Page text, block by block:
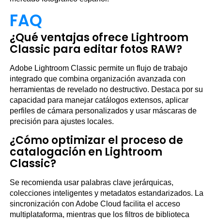
FAQ
¿Qué ventajas ofrece Lightroom
Classic para editar fotos RAW?
Adobe Lightroom Classic permite un flujo de trabajo
integrado que combina organización avanzada con
herramientas de revelado no destructivo. Destaca por su
capacidad para manejar catálogos extensos, aplicar
perfiles de cámara personalizados y usar máscaras de
precisión para ajustes locales.
¿Cómo optimizar el proceso de
catalogación en Lightroom
Classic?
Se recomienda usar palabras clave jerárquicas,
colecciones inteligentes y metadatos estandarizados. La
sincronización con Adobe Cloud facilita el acceso
multiplataforma, mientras que los filtros de biblioteca